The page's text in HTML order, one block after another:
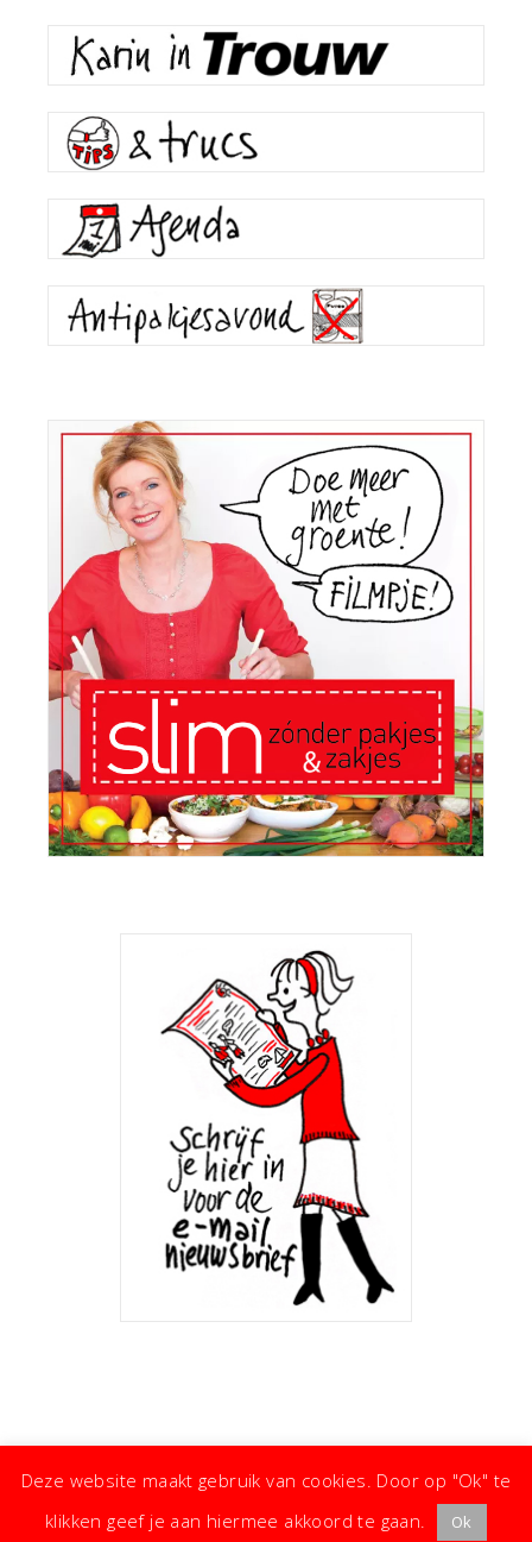
Deze website maakt gebruik van cookies. Door op "Ok" te
klikken geef je aan hiermee akkoord te gaan.
Ok